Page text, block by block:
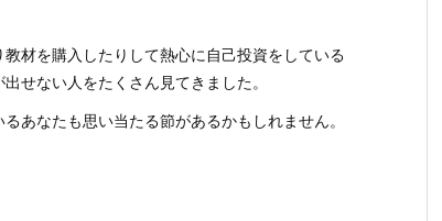
材を購入したりして熱心に自己投資をしている
せない人をたくさん見てきました。
あなたも思い当たる節があるかもしれません。